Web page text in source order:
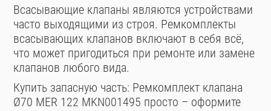
Всасывающие клапаны являются устройствами
часто выходящими из строя. Ремкомплекты
всасывающих клапанов включают в себя всё,
что может пригодиться при ремонте или замене
клапанов любого вида.
Купить запасную часть: Ремкомплект клапана
Ø70 MER 122 MKN001495 просто – оформите